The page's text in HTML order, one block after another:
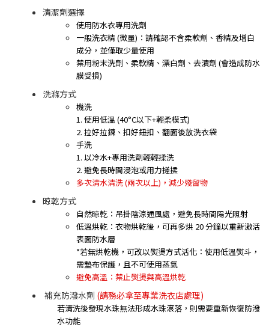
清潔劑選擇
使用防水衣專用洗劑
一般洗衣精 (微量)：請確認不含柔軟劑、香精及增白
成分，並僅取少量使用
禁用粉末洗劑、柔軟精、漂白劑、去漬劑 (會造成防水
膜受損)
洗滌方式
機洗
1. 使用低溫 (40°C以下+輕柔模式)
2. 拉好拉鍊、扣好鈕扣、翻面後放洗衣袋
手洗
1. 以冷水+專用洗劑輕輕揉洗
2. 避免長時間浸泡或用力搓揉
多次清水清洗 (兩次以上)，減少殘留物
晾乾方式
自然晾乾：吊掛陰涼通風處，避免長時間陽光照射
低溫烘乾 ：衣物烘乾後，可再多烘 20 分鐘以重新激活
表面防水層
*若無烘乾機，可改以熨燙方式活化：使用低溫熨斗，
需墊布保護，且不可使用蒸氣
避免高溫：禁止熨燙與高溫烘乾
補充防潑水劑 (請務必拿至專業洗衣店處理)
若清洗後發現水珠無法形成水珠滾落，則需要重新恢復防潑
水功能